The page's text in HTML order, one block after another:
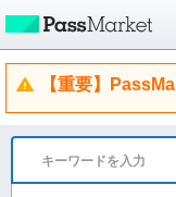
【重要】